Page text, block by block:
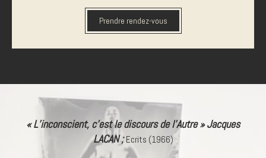
Prendre rendez-vous
« L’inconscient, c’est le discours de l’Autre » Jacques
LACAN ;Ecrits (1966)